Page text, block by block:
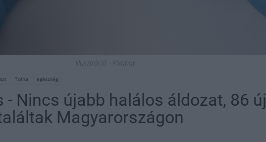
Illusztráció - Pixabay
Tolna egészség
- Nincs újabb halálos áldozat, 86 új
Magyarországon